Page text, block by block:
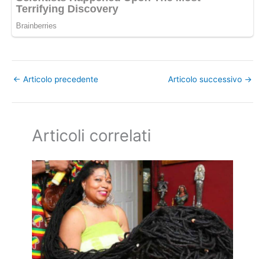
← Articolo precedente Articolo successivo →
Articoli correlati